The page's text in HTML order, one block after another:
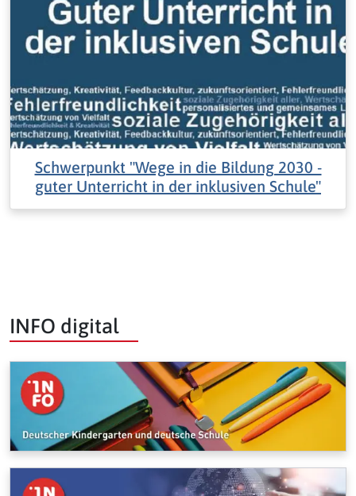
Schwerpunkt "Wege in die Bildung 2030 -
guter Unterricht in der inklusiven Schule"
INFO digital